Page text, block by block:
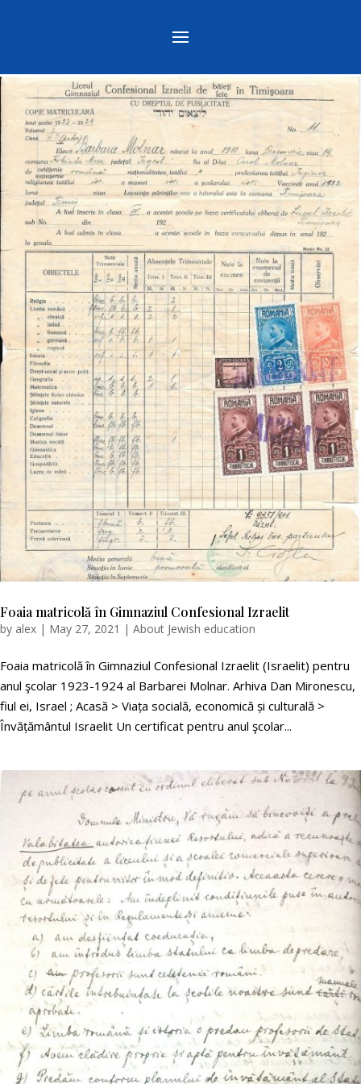
Foaia matricolă în Gimnaziul Confesional Izraelit
by alex | May 27, 2021 | About Jewish education
Foaia matricolă în Gimnaziul Confesional Izraelit (Israelit) pentru
anul şcolar 1923-1924 al Barbarei Molnar. Arhiva Dan Mironescu,
fiul ei, Israel ; Acasă > Viața socială, economică și culturală >
Învățământul Israelit Un certificat pentru anul şcolar...